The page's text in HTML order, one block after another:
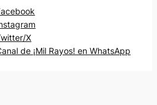
X
de ¡Mil Rayos! en WhatsApp